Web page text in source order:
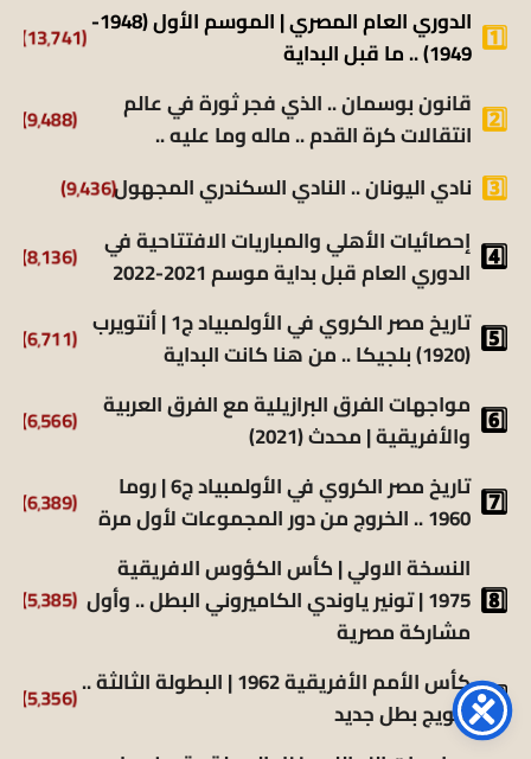
الدوري العام المصري | الموسم الأول (1948-
1949) .. ما قبل البداية
(13٬741)
قانون بوسمان .. الذي فجر ثورة في عالم
انتقالات كرة القدم .. ماله وما عليه ..
(9٬488)
نادي اليونان .. النادي السكندري المجهول(9٬436)
إحصائيات الأهلي والمباريات الافتتاحية في
الدوري العام قبل بداية موسم 2021-2022
(8٬136)
تاريخ مصر الكروي في الأولمبياد ج1 | أنتويرب
(1920) بلجيكا .. من هنا كانت البداية
(6٬711)
مواجهات الفرق البرازيلية مع الفرق العربية
والأفريقية | محدث (2021)
(6٬566)
تاريخ مصر الكروي في الأولمبياد ج6 | روما
1960 .. الخروج من دور المجموعات لأول مرة
(6٬389)
النسخة الاولي | كأس الكؤوس الافريقية
1975 | تونير ياوندي الكاميروني البطل .. وأول
مشاركة مصرية
(5٬385)
كأس الأمم الأفريقية 1962 | البطولة الثالثة ..
تتويج بطل جديد
(5٬356)